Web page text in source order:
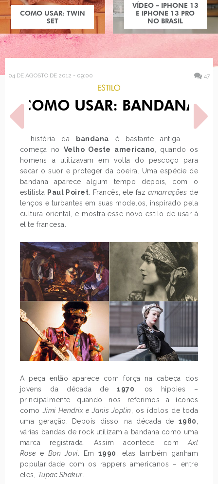
COMO USAR: TWIN
SET
VÍDEO – IPHONE 13
E IPHONE 13 PRO
NO BRASIL
04 DE AGOSTO DE 2012 - 09:00 47
ESTILO
COMO USAR: BANDANA
A história da bandana é bastante antiga. Ela
começa no Velho Oeste americano , quando os
homens a utilizavam em volta do pescoço para
secar o suor e proteger da poeira. Uma espécie de
bandana aparece algum tempo depois, com o
estilista Paul Poiret . Francês, ele fazamarrações de
lenços e turbantes em suas modelos, inspirado pela
cultura oriental, e mostra esse novo estilo de usar à
elite francesa.
A peça então aparece com força na cabeça dos
jovens da década de1970 , os hippies –
principalmente quando nos referimos a ícones
como Jimi Hendrix e Janis Joplin
, os ídolos de toda
uma geração. Depois disso, na década de 1980
várias bandas de rock utilizam a bandana como uma
marca registrada. Assim acontece com Axl
Rose e Bon Jovi . Em 1990
, elas também ganham
popularidade com os rappers americanos – entre
eles, Tupac Shakur
ESTILO: NATHALIA DILL
PRÓXIMO POST
LONDRES: COMPRAS, LOOK
DO DIA: MOCHILA DE
COURO